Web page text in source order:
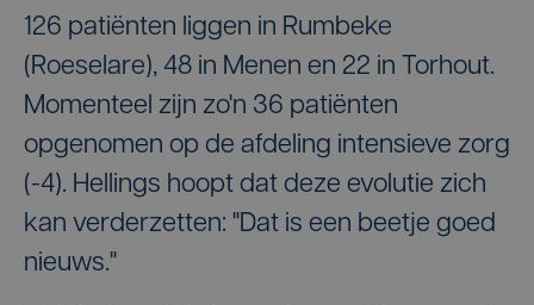
126 patiënten liggen in Rumbeke
(Roeselare), 48 in Menen en 22 in Torhout.
Momenteel zijn zo'n 36 patiënten
opgenomen op de afdeling intensieve zorg
(-4). Hellings hoopt dat deze evolutie zich
kan verderzetten: "Dat is een beetje goed
nieuws."